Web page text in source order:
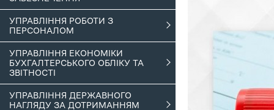
УПРАВЛІННЯ РОБОТИ З
ПЕРСОНАЛОМ
УПРАВЛІННЯ ЕКОНОМІКИ
БУХГАЛТЕРСЬКОГО ОБЛІКУ ТА
ЗВІТНОСТІ
УПРАВЛІННЯ ДЕРЖАВНОГО
НАГЛЯДУ ЗА ДОТРИМАННЯМ